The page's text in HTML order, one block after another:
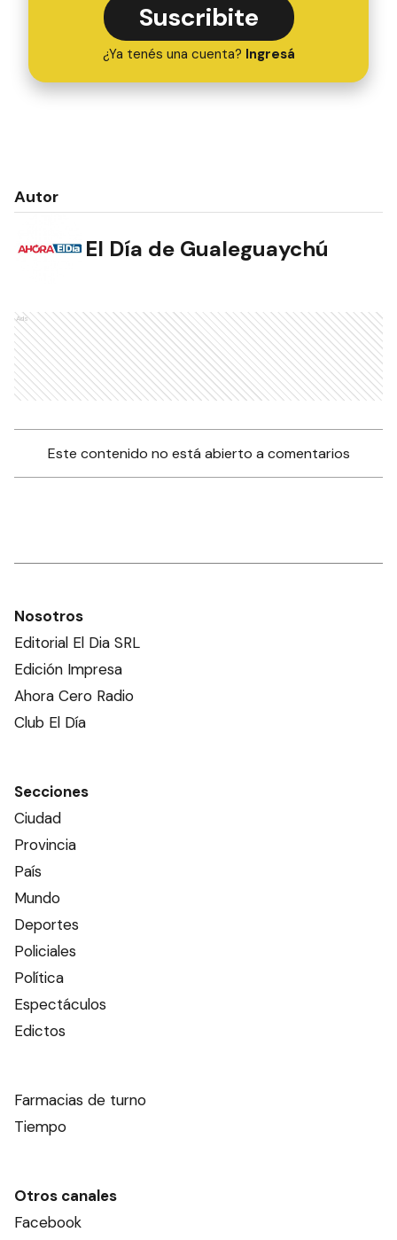
Suscribite
¿Ya tenés una cuenta? Ingresá
Autor
El Día de Gualeguaychú
Ads
Este contenido no está abierto a comentarios
Nosotros
Editorial El Dia SRL
Edición Impresa
Ahora Cero Radio
Club El Día
Secciones
Ciudad
Provincia
País
Mundo
Deportes
Policiales
Política
Espectáculos
Edictos
Farmacias de turno
Tiempo
Otros canales
Facebook